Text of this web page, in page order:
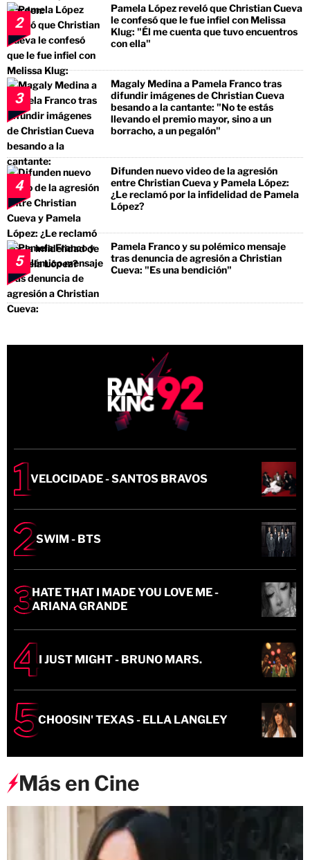
2
Pamela López reveló que Christian Cueva
le confesó que le fue infiel con Melissa
Klug: "Él me cuenta que tuvo encuentros
con ella"
3
Magaly Medina a Pamela Franco tras
difundir imágenes de Christian Cueva
besando a la cantante: "No te estás
llevando el premio mayor, sino a un
borracho, a un pegalón"
4
Difunden nuevo video de la agresión
entre Christian Cueva y Pamela López:
¿Le reclamó por la infidelidad de Pamela
López?
5
Pamela Franco y su polémico mensaje
tras denuncia de agresión a Christian
Cueva: "Es una bendición"
VELOCIDADE - SANTOS BRAVOS
SWIM - BTS
HATE THAT I MADE YOU LOVE ME -
ARIANA GRANDE
I JUST MIGHT - BRUNO MARS.
CHOOSIN' TEXAS - ELLA LANGLEY
Más en Cine